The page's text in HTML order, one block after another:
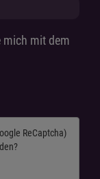
mich mit dem
ReCaptcha)